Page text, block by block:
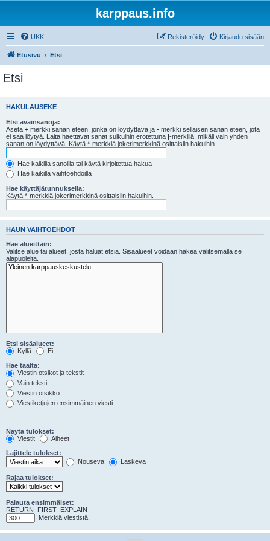
karppaus.info
UKK Kirjaudu sisään
Rekisteröidy
Etusivu Etsi
Etsi
HAKULAUSEKE
Etsi avainsanoja:
Aseta + merkki sanan eteen, jonka on löydyttävä ja - merkki sellaisen sanan eteen, jota
ei saa löytyä. Laita haettavat sanat sulkuihin erotettuna |-merkillä, mikäli vain yhden
sanan on löydyttävä. Käytä *-merkkiä jokerimerkkinä osittaisiin hakuihin.
Hae kaikilla sanoilla tai käytä kirjoitettua hakua
Hae kaikilla vaihtoehdoilla
Hae käyttäjätunnuksella:
Käytä *-merkkiä jokerimerkkinä osittaisiin hakuihin.
HAUN VAIHTOEHDOT
Hae alueittain:
Valitse alue tai alueet, josta haluat etsiä. Sisäalueet voidaan hakea valitsemalla se
alapuolelta.
Etsi sisäalueet:
Kyllä
Ei
Hae täältä:
Viestin otsikot ja tekstit
Vain teksti
Viestin otsikko
Viestiketjujen ensimmäinen viesti
Näytä tulokset:
Viestit
Aiheet
Lajittele tulokset:
Nouseva
Laskeva
Rajaa tulokset:
Palauta ensimmäiset:
RETURN_FIRST_EXPLAIN
Merkkiä viestistä.